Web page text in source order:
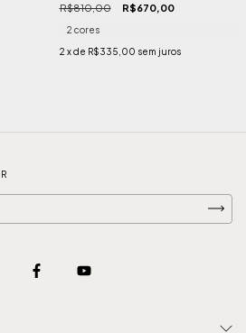
R$810,00 R$670,00
2 cores
2 x de R$335,00 sem juros